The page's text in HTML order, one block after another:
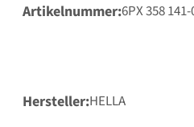
Artikelnummer 6PX 358
Hersteller HELLA